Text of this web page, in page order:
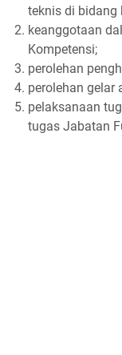
teknis di bidang
keanggotaan
Kompetensi;
perolehan
perolehan gelar
pelaksanaan
tugas Jabatan